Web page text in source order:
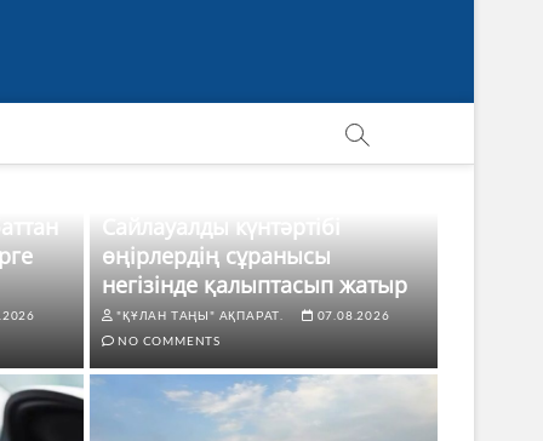
Сайлауалды күнтәртібі
өңірлердің сұранысы
негізінде қалыптасып жатыр
"ҚҰЛАН ТАҢЫ" АҚПАРАТ.
07.08.2026
NO COMMENTS